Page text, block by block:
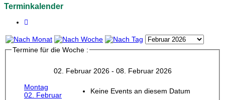
Terminkalender
Termine für die Woche :
02. Februar 2026 - 08. Februar 2026
Montag
02. Februar
Keine Events an diesem Datum